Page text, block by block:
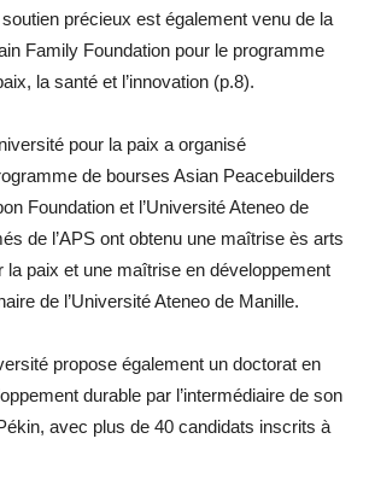
précieux est également venu de la
Family Foundation pour le programme
la santé et l’innovation (p.8).
pour la paix a organisé
de bourses Asian Peacebuilders
Foundation et l’Université Ateneo de
de l’APS ont obtenu une maîtrise ès arts
la paix et une maîtrise en développement
de l’Université Ateneo de Manille.
propose également un doctorat en
durable par l’intermédiaire de son
avec plus de 40 candidats inscrits à